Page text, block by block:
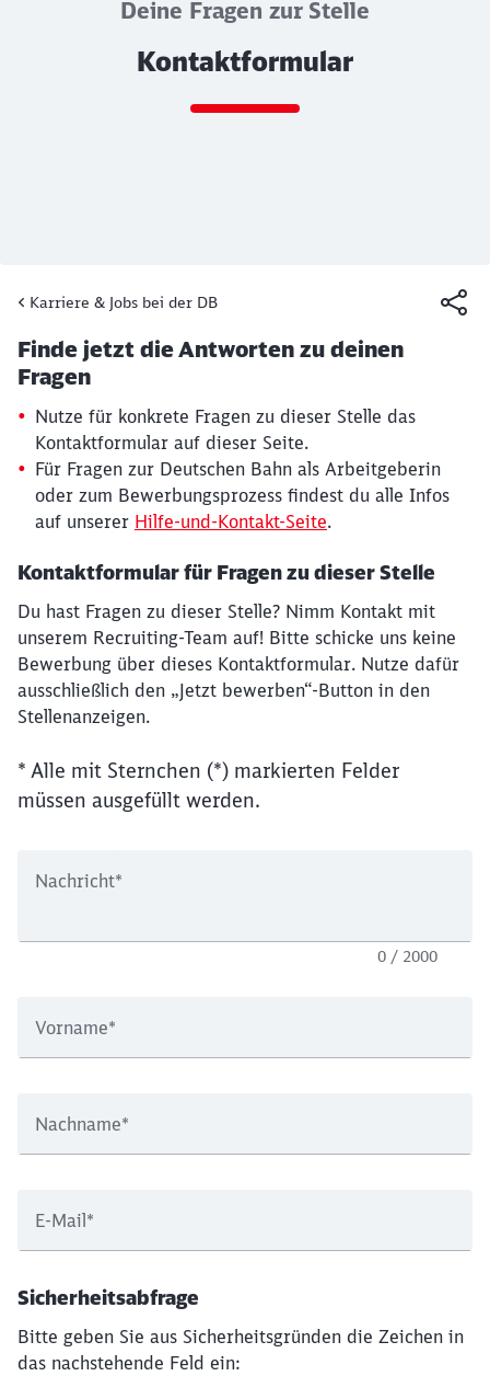
Deine Fragen zur Stelle
Kontaktformular
Ende des Sliders
Karriere & Jobs bei der DB
19. März 2026, 15:13 Uhr
Artikel:
Kontaktformular
Finde jetzt die Antworten zu deinen
Fragen
Nutze für konkrete Fragen zu dieser Stelle das
Kontaktformular auf dieser Seite.
Für Fragen zur Deutschen Bahn als Arbeitgeberin
oder zum Bewerbungsprozess findest du alle Infos
auf unserer Hilfe-und-Kontakt-Seite.
Kontaktformular für Fragen zu dieser Stelle
Du hast Fragen zu dieser Stelle? Nimm Kontakt mit
unserem Recruiting-Team auf! Bitte schicke uns keine
Bewerbung über dieses Kontaktformular. Nutze dafür
ausschließlich den „Jetzt bewerben“-Button in den
Stellenanzeigen.
* Alle mit Sternchen (*) markierten Felder
müssen ausgefüllt werden.
Nachricht*
0 / 2000
Vorname*
Nachname*
E-Mail*
Sicherheitsabfrage
Bitte geben Sie aus Sicherheitsgründen die Zeichen in
das nachstehende Feld ein: